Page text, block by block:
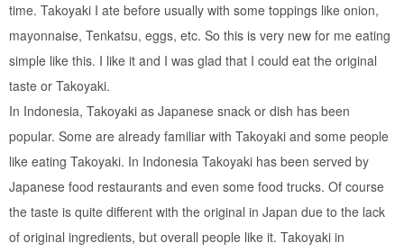
time. Takoyaki I ate before usually with some toppings like onion,
mayonnaise, Tenkatsu, eggs, etc. So this is very new for me eating
simple like this. I like it and I was glad that I could eat the original
taste or Takoyaki.
In Indonesia, Takoyaki as Japanese snack or dish has been
popular. Some are already familiar with Takoyaki and some people
like eating Takoyaki. In Indonesia Takoyaki has been served by
Japanese food restaurants and even some food trucks. Of course
the taste is quite different with the original in Japan due to the lack
of original ingredients, but overall people like it. Takoyaki in